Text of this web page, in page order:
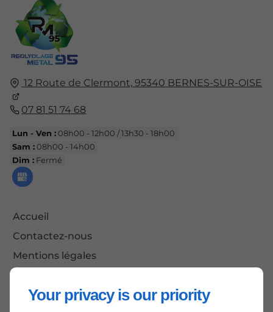
Your privacy is our priority
12 Route de Clermont, 95340 BERNES-SUR-OISE
07 81 51 74 68
Lun - Ven :08h00 - 12h00 / 13h30 - 18h00
Sam :08h00 - 14h00
Dim : Fermé
Accueil
Contactez-nous
Mentions légales